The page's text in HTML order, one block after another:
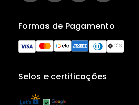
Selos e certificações
Formas de Pagamento